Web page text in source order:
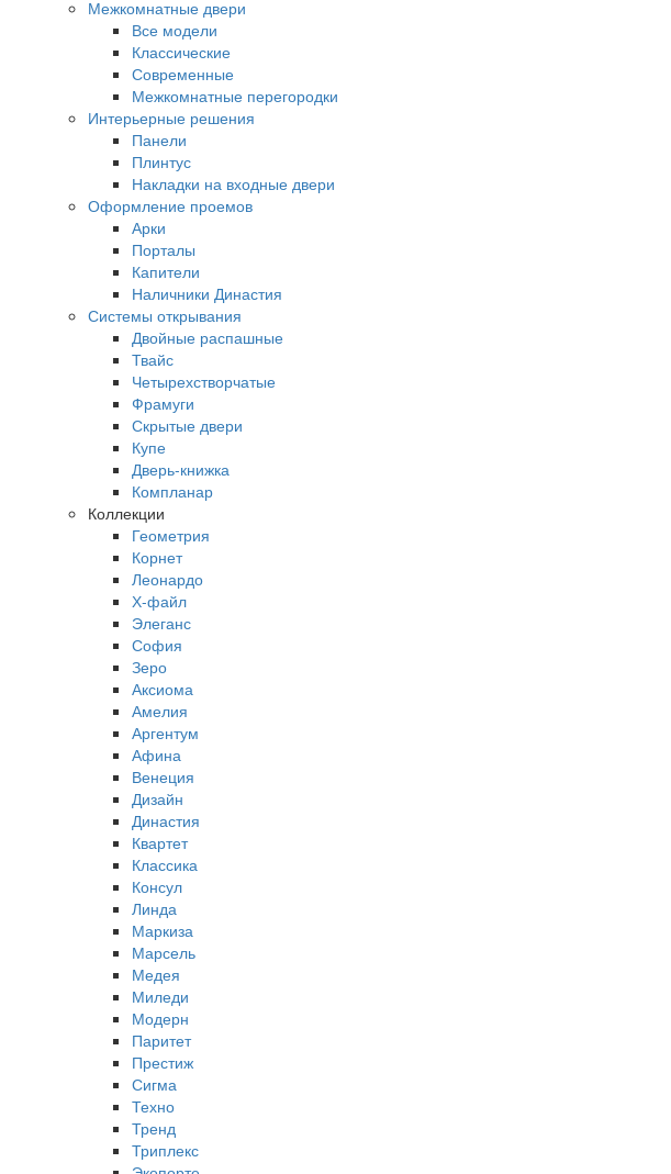
Межкомнатные двери
Все модели
Классические
Современные
Межкомнатные перегородки
Интерьерные решения
Панели
Плинтус
Накладки на входные двери
Оформление проемов
Арки
Порталы
Капители
Наличники Династия
Системы открывания
Двойные распашные
Твайс
Четырехстворчатые
Фрамуги
Скрытые двери
Купе
Дверь-книжка
Компланар
Коллекции
Геометрия
Корнет
Леонардо
Х-файл
Элеганс
София
Зеро
Аксиома
Амелия
Аргентум
Афина
Венеция
Дизайн
Династия
Квартет
Классика
Консул
Линда
Маркиза
Марсель
Медея
Миледи
Модерн
Паритет
Престиж
Сигма
Техно
Тренд
Триплекс